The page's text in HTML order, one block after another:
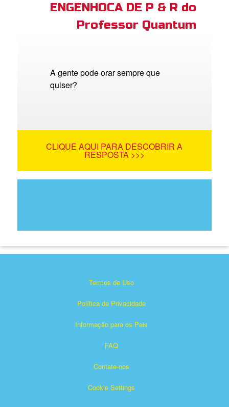
ENGENHOCA DE P & R do
Professor Quantum
A gente pode orar sempre que
quiser?
CLIQUE AQUI PARA DESCOBRIR A
RESPOSTA >>>
Termos de Uso
Política de Privacidade
Informação para os Pais
FAQ
Contate-nos
Cookie Settings